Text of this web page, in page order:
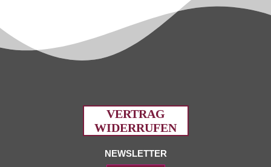
VERTRAG
WIDERRUFEN
NEWSLETTER